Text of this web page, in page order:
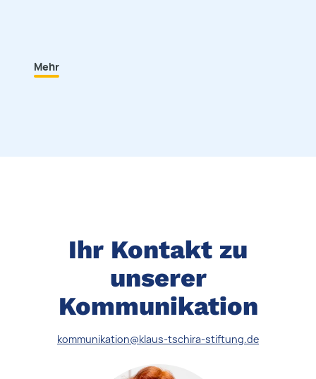
Mehr
Ihr Kontakt zu
unserer
Kommunikation
kommunikation@klaus-tschira-stiftung.de